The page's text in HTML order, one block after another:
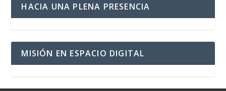
HACIA UNA PLENA PRESENCIA
MISIÓN EN ESPACIO DIGITAL